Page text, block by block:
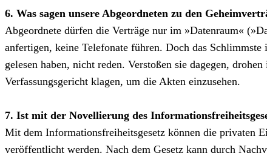
6. Was sagen unsere Abgeordneten zu den
Abgeordnete dürfen die Verträge nur im »Datenraum«
anfertigen, keine Telefonate führen. Doch das
gelesen haben, nicht reden. Verstoßen sie dagegen,
Verfassungsgericht klagen, um die Akten einzusehen.
7. Ist mit der Novellierung des
Mit dem Informationsfreiheitsgesetz können die privaten
veröffentlicht werden. Nach dem Gesetz kann durch